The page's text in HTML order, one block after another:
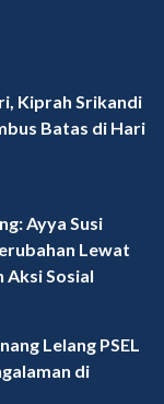
Kiprah Srikandi
Batas di Hari
Ayya Susi
Lewat
Aksi Sosial
Lelang PSEL
di